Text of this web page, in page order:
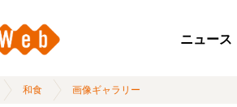
ニュース
和食 画像ギャラリー